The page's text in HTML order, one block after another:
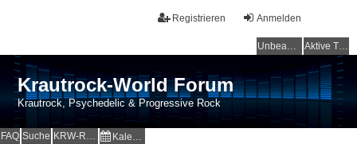
Anmelden
Registrieren
Unbeantwortete Themen Aktive Themen
Krautrock-World Forum
Krautrock, Psychedelic & Progressive Rock
FAQ Suche KRW-Radio Kalender